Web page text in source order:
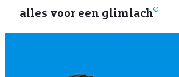
alles voor een glimlach